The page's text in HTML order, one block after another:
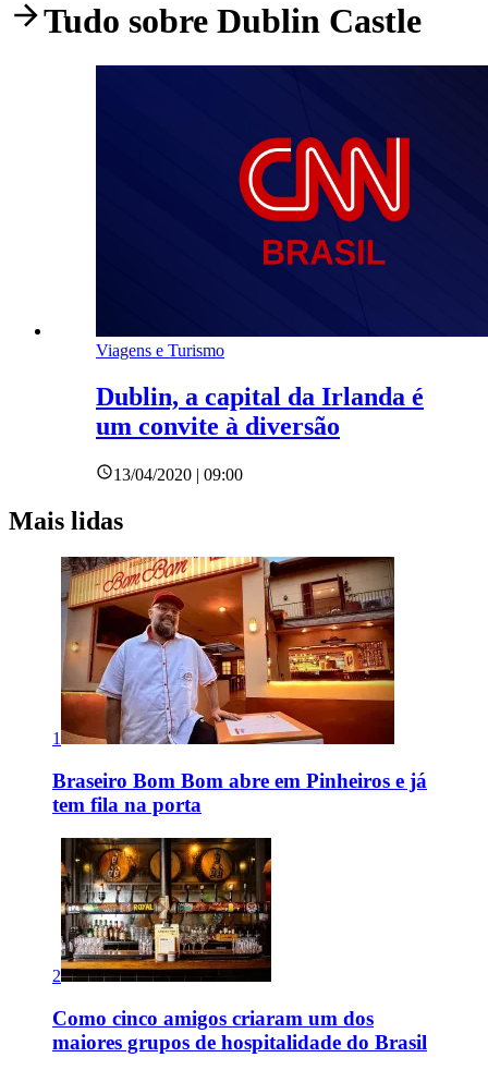
Tudo sobre Dublin Castle
Viagens e Turismo
Dublin, a capital da Irlanda é
um convite à diversão
13/04/2020 | 09:00
Mais lidas
1
Braseiro Bom Bom abre em Pinheiros e já
tem fila na porta
2
Como cinco amigos criaram um dos
maiores grupos de hospitalidade do Brasil